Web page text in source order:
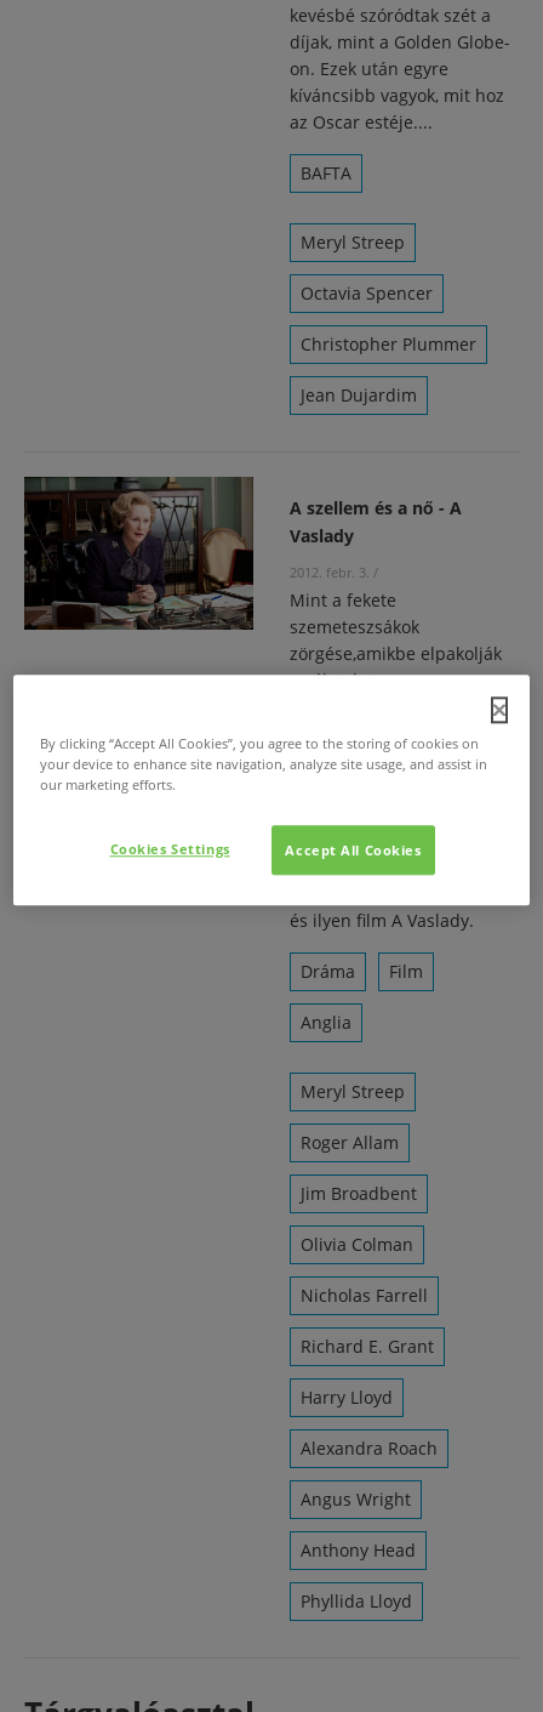
kevésbé szóródtak szét a
díjak, mint a Golden Globe-
on. Ezek után egyre
kíváncsibb vagyok, mit hoz
az Oscar estéje....
BAFTA
Meryl Streep
Octavia Spencer
Christopher Plummer
Jean Dujardim
A szellem és a nő - A
Vaslady
2012. febr. 3. /
Mint a fekete
szemeteszsákok
zörgése,amikbe elpakolják
az életeket: onnan
memória csodálatos
hatalma fog kézen, és visz
Nincs is más nő az egész
Alsóházban, csak ő. Ilyen a
és ilyen film A Vaslady.
Dráma Film
Anglia
Meryl Streep
Roger Allam
Jim Broadbent
Olivia Colman
Nicholas Farrell
Richard E. Grant
Harry Lloyd
Alexandra Roach
Angus Wright
Anthony Head
Phyllida Lloyd
By clicking “Accept All Cookies”, you agree to the storing of cookies on
your device to enhance site navigation, analyze site usage, and assist in
our marketing efforts.
Accept All Cookies
Cookies Settings